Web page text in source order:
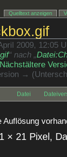
2009, 12:05
“ nach „
→
Datei
Auflösung
× 21 Pixel,
Quelltext anzeigen